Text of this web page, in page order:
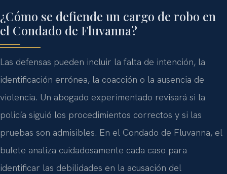
¿Cómo se defiende un cargo de robo en
el Condado de Fluvanna?
Las defensas pueden incluir la falta de intención, la
identificación errónea, la coacción o la ausencia de
violencia. Un abogado experimentado revisará si la
policía siguió los procedimientos correctos y si las
pruebas son admisibles. En el Condado de Fluvanna, el
bufete analiza cuidadosamente cada caso para
identificar las debilidades en la acusación del